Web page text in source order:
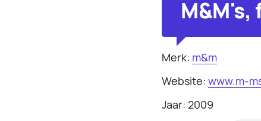
M&M's,
Merk: m&m
Website: www.m-
Jaar: 2009